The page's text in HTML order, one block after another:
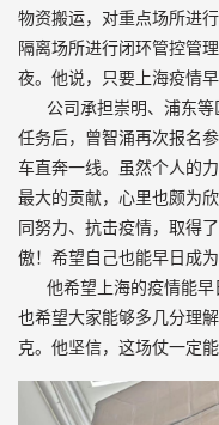
物资搬运，对重点场所进
隔离场所进行闭环管控管
夜。他说，只要上海疫情
公司承担崇明、浦东等
任务后，曾智涌再次报名
车直奔一线。虽然个人的
最大的贡献，心里也颇为
同努力、抗击疫情，取得
傲！希望自己也能早日成为
他希望上海的疫情能早
也希望大家能够多几分理
克。他坚信，这场仗一定